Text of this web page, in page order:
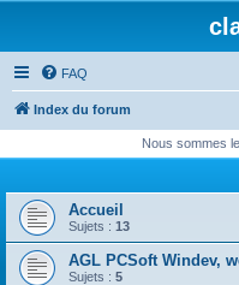
FAQ
Index du forum
Nous sommes
Accueil
Sujets : 13
AGL PCSoft Windev,
Sujets : 5